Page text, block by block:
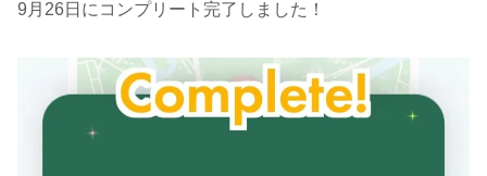
9月26日にコンプリート完了しました！